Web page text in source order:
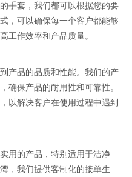
手套，我们都可以根据您的要
，可以确保每一个客户都能够
工作效率和产品质量。
产品的品质和性能。我们的产
确保产品的耐用性和可靠性。
以解决客户在使用过程中遇到
用的产品，特别适用于洁净
，我们提供客制化的接单生